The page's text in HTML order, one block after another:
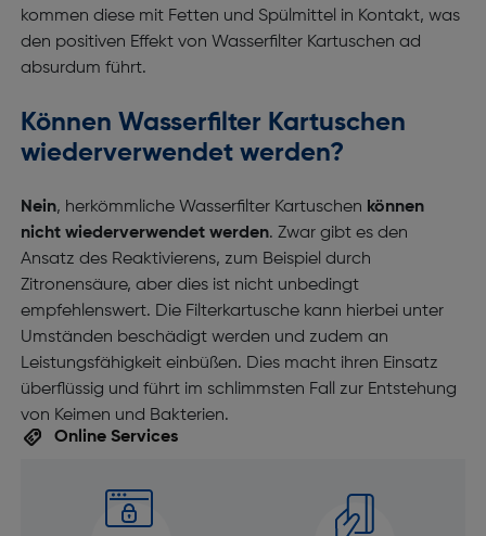
kommen diese mit Fetten und Spülmittel in Kontakt, was
den positiven Effekt von Wasserfilter Kartuschen ad
absurdum führt.
Können Wasserfilter Kartuschen
wiederverwendet werden?
Nein, herkömmliche Wasserfilter Kartuschen können
nicht wiederverwendet werden. Zwar gibt es den
Ansatz des Reaktivierens, zum Beispiel durch
Zitronensäure, aber dies ist nicht unbedingt
empfehlenswert. Die Filterkartusche kann hierbei unter
Umständen beschädigt werden und zudem an
Leistungsfähigkeit einbüßen. Dies macht ihren Einsatz
überflüssig und führt im schlimmsten Fall zur Entstehung
von Keimen und Bakterien.
Online Services